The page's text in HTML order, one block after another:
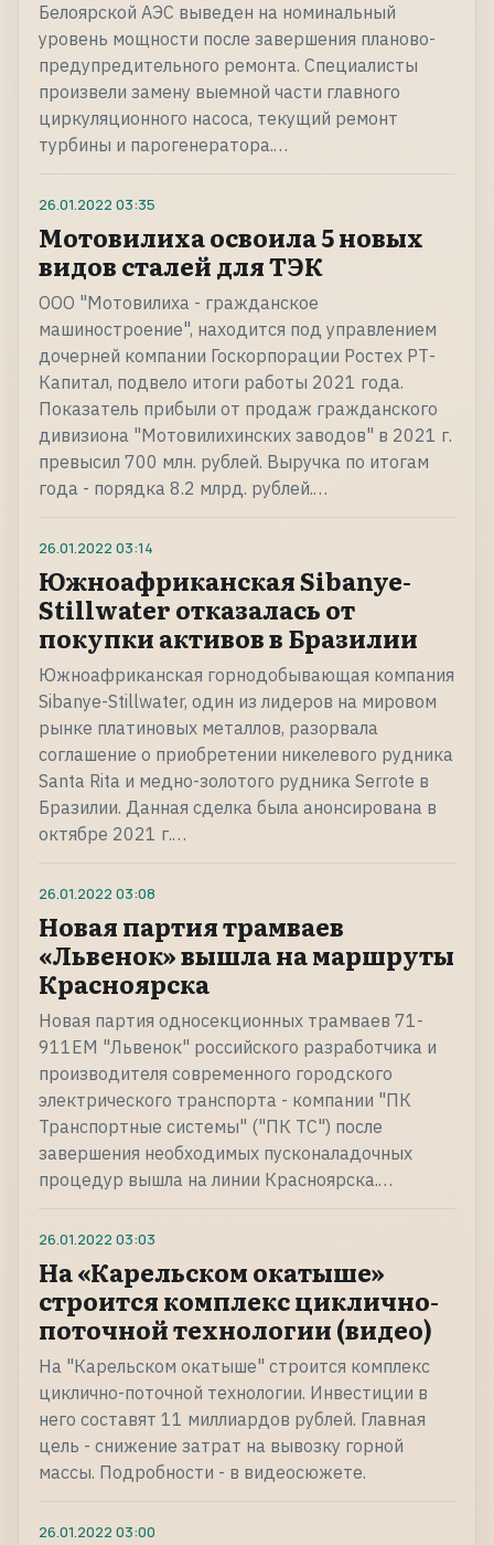
Белоярской АЭС выведен на номинальный
уровень мощности после завершения планово-
предупредительного ремонта. Специалисты
произвели замену выемной части главного
циркуляционного насоса, текущий ремонт
турбины и парогенератора.…
26.01.2022 03:35
Мотовилиха освоила 5 новых
видов сталей для ТЭК
ООО "Мотовилиха - гражданское
машиностроение", находится под управлением
дочерней компании Госкорпорации Ростех РТ-
Капитал, подвело итоги работы 2021 года.
Показатель прибыли от продаж гражданского
дивизиона "Мотовилихинских заводов" в 2021 г.
превысил 700 млн. рублей. Выручка по итогам
года - порядка 8.2 млрд. рублей.…
26.01.2022 03:14
Южноафриканская Sibanye-
Stillwater отказалась от
покупки активов в Бразилии
Южноафриканская горнодобывающая компания
Sibanye-Stillwater, один из лидеров на мировом
рынке платиновых металлов, разорвала
соглашение о приобретении никелевого рудника
Santa Rita и медно-золотого рудника Serrote в
Бразилии. Данная сделка была анонсирована в
октябре 2021 г.…
26.01.2022 03:08
Новая партия трамваев
«Львенок» вышла на маршруты
Красноярска
Новая партия односекционных трамваев 71-
911ЕМ "Львенок" российского разработчика и
производителя современного городского
электрического транспорта - компании "ПК
Транспортные системы" ("ПК ТС") после
завершения необходимых пусконаладочных
процедур вышла на линии Красноярска.…
26.01.2022 03:03
На «Карельском окатыше»
строится комплекс циклично-
поточной технологии (видео)
На "Карельском окатыше" строится комплекс
циклично-поточной технологии. Инвестиции в
него составят 11 миллиардов рублей. Главная
цель - снижение затрат на вывозку горной
массы. Подробности - в видеосюжете.
26.01.2022 03:00